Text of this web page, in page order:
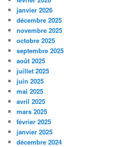
janvier 2026
décembre 2025
novembre 2025
octobre 2025
septembre 2025
août 2025
juillet 2025
juin 2025
mai 2025
avril 2025
mars 2025
février 2025
janvier 2025
décembre 2024